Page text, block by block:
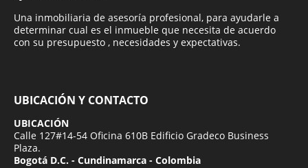
Una inmobiliaria de asesoría profesional, para ayudarle a
determinar cual es el inmueble que necesita de acuerdo
con su presupuesto , necesidades y expectativas.
UBICACIÓN Y CONTACTO
UBICACIÓN
Calle 127#14-54 Oficina 610B Edificio Gradeco Business
Plaza.
Bogotá D.C. - Cundinamarca - Colombia